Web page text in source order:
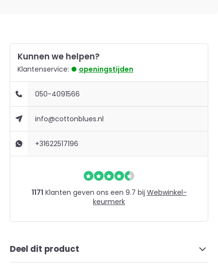
Kunnen we helpen?
Klantenservice: openingstijden
050-4091566
info@cottonblues.nl
+31622517196
1171 Klanten geven ons een 9.7 bij Webwinkel-
keurmerk
Deel dit product